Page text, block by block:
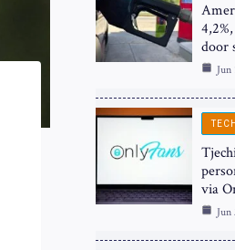
door
Jun
via
Jun